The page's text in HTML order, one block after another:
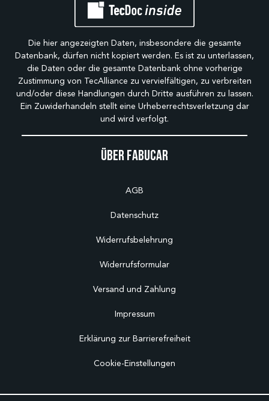
Über Fabucar
AGB
Datenschutz
Widerrufsbelehrung
Widerrufsformular
Versand und Zahlung
Impressum
Erklärung zur Barrierefreiheit
Cookie-Einstellungen
Die hier angezeigten Daten, insbesondere die gesamte
Datenbank, dürfen nicht kopiert werden. Es ist zu unterlassen,
die Daten oder die gesamte Datenbank ohne vorherige
Zustimmung von TecAlliance zu vervielfältigen, zu verbreiten
und/oder diese Handlungen durch Dritte ausführen zu lassen.
Ein Zuwiderhandeln stellt eine Urheberrechtsverletzung dar
und wird verfolgt.